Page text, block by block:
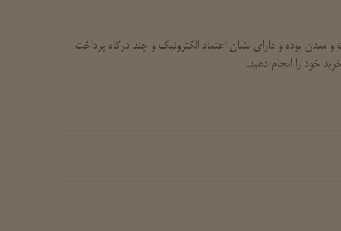
بوده و دارای نشان اعتماد الکترونیک و چند درگاه پرداخت
خود را انجام دهید.